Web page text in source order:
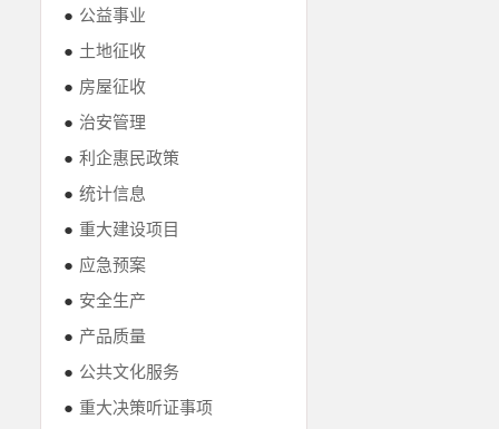
● 公益事业
● 土地征收
● 房屋征收
● 治安管理
● 利企惠民政策
● 统计信息
● 重大建设项目
● 应急预案
● 安全生产
● 产品质量
● 公共文化服务
● 重大决策听证事项